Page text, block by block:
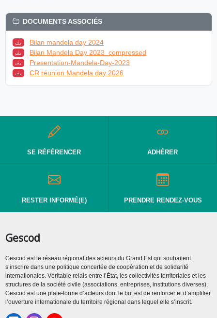
DOCUMENTS ASSOCIÉS
Bilan mandela day 2024
Bilan Mandela Day 2023_compressed
Presentation-Mandela-Day-2023
CR réunion Mandela day 2026
SE RÉFÉRENCER ADHÉRER
RESTER INFORMÉ(E) PRENDRE RENDEZ-VOUS
Gescod
Gescod est le réseau régional des acteurs du Grand Est qui souhaitent
s’inscrire dans une politique concertée de coopération et de solidarité
internationales. Véritable relais entre l’État, les collectivités territoriales et les
structures de la société civile (associations, entreprises, institutions diverses),
Gescod est une plate-forme d’acteurs dont le but est de renforcer et d’amplifier
l’ouverture internationale du territoire régional dans lequel elle s’inscrit.